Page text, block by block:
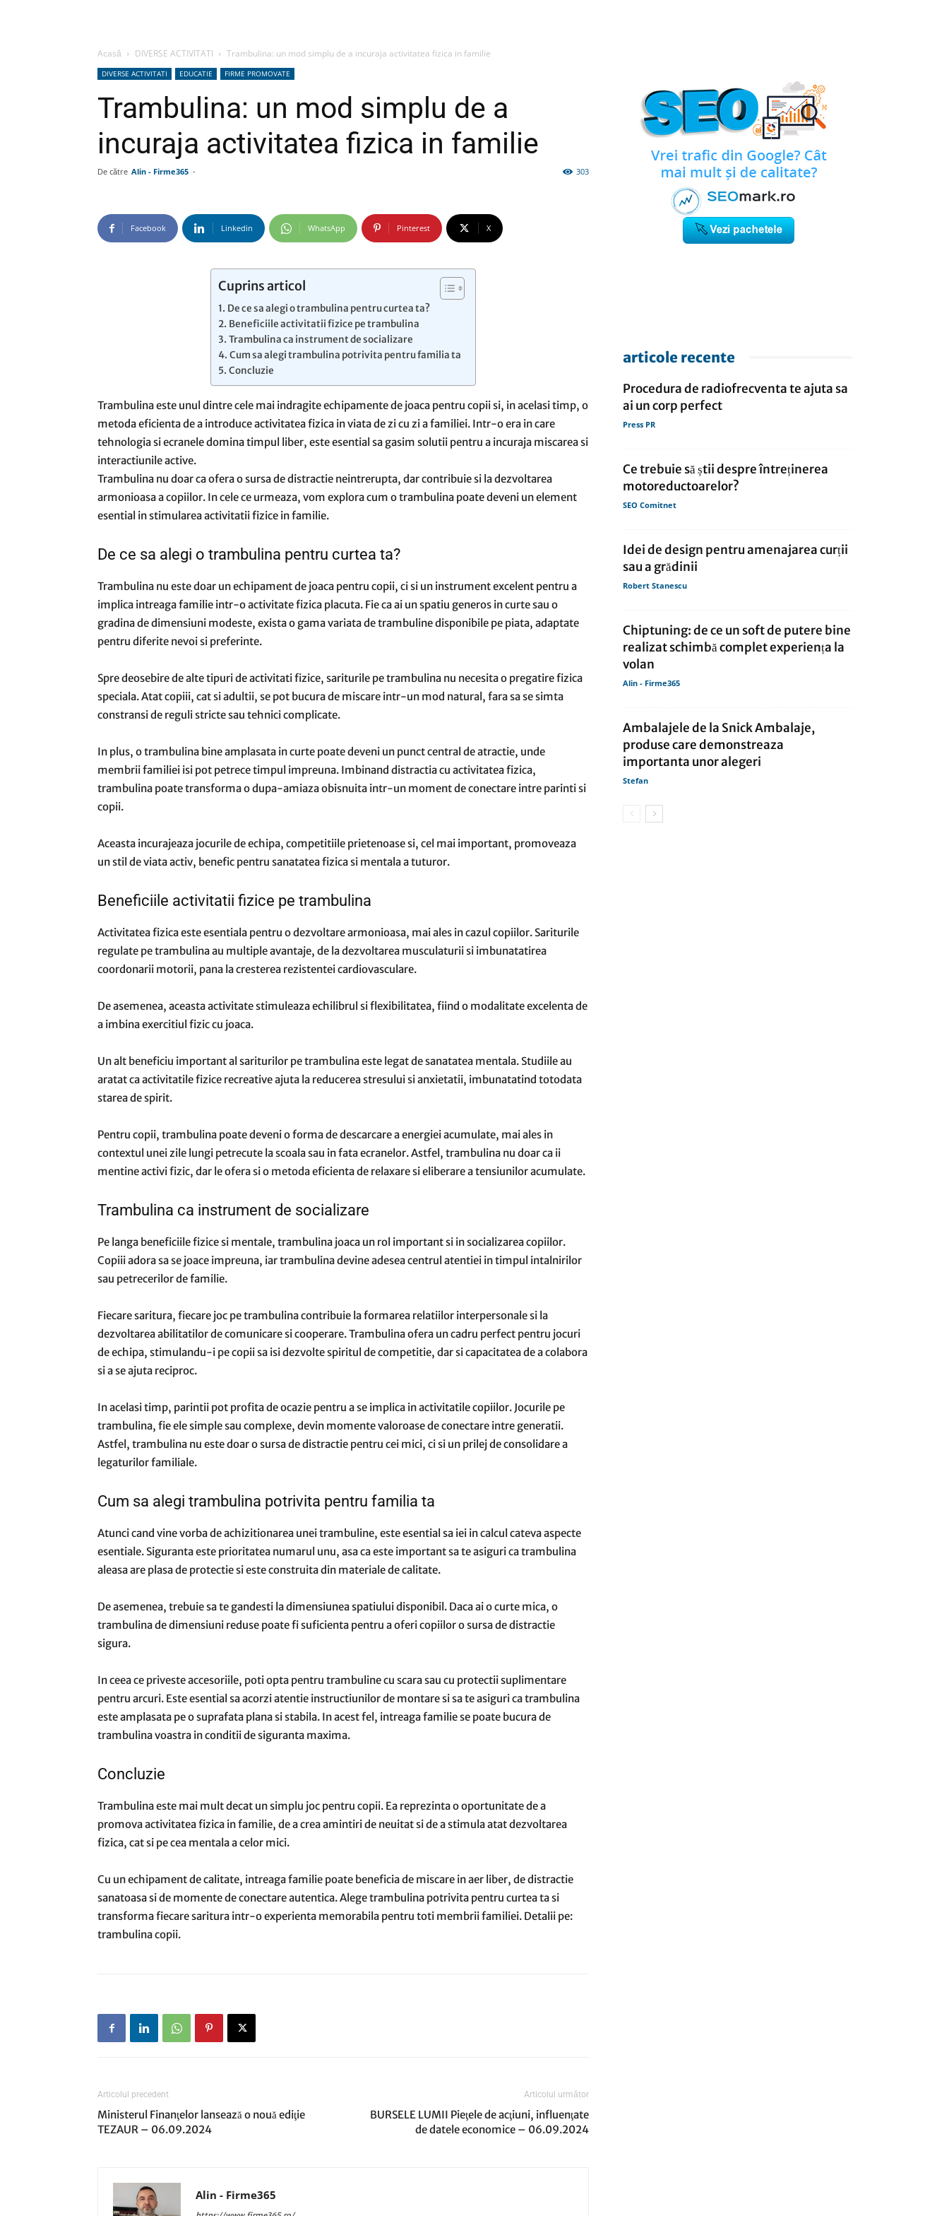
comunicate
Acasă DIVERSE ACTIVITATI Trambulina: un mod simplu de a incuraja activitatea fizica in familie
DIVERSE ACTIVITATI EDUCATIE FIRME PROMOVATE
Trambulina: un mod simplu de a
incuraja activitatea fizica in familie
De către Alin - Firme365 - 303
Facebook Linkedin WhatsApp Pinterest X
Cuprins articol
De ce sa alegi o trambulina pentru curtea ta?
Beneficiile activitatii fizice pe trambulina
Trambulina ca instrument de socializare
Cum sa alegi trambulina potrivita pentru familia ta
Concluzie
Trambulina este unul dintre cele mai indragite echipamente de joaca pentru copii si, in acelasi timp, o
metoda eficienta de a introduce activitatea fizica in viata de zi cu zi a familiei. Intr-o era in care
tehnologia si ecranele domina timpul liber, este esential sa gasim solutii pentru a incuraja miscarea si
interactiunile active.
Trambulina nu doar ca ofera o sursa de distractie neintrerupta, dar contribuie si la dezvoltarea
armonioasa a copiilor. In cele ce urmeaza, vom explora cum o trambulina poate deveni un element
esential in stimularea activitatii fizice in familie.
De ce sa alegi o trambulina pentru curtea ta?
Trambulina nu este doar un echipament de joaca pentru copii, ci si un instrument excelent pentru a
implica intreaga familie intr-o activitate fizica placuta. Fie ca ai un spatiu generos in curte sau o
gradina de dimensiuni modeste, exista o gama variata de trambuline disponibile pe piata, adaptate
pentru diferite nevoi si preferinte.
Spre deosebire de alte tipuri de activitati fizice, sariturile pe trambulina nu necesita o pregatire fizica
speciala. Atat copiii, cat si adultii, se pot bucura de miscare intr-un mod natural, fara sa se simta
constransi de reguli stricte sau tehnici complicate.
In plus, o trambulina bine amplasata in curte poate deveni un punct central de atractie, unde
membrii familiei isi pot petrece timpul impreuna. Imbinand distractia cu activitatea fizica,
trambulina poate transforma o dupa-amiaza obisnuita intr-un moment de conectare intre parinti si
copii.
Aceasta incurajeaza jocurile de echipa, competitiile prietenoase si, cel mai important, promoveaza
un stil de viata activ, benefic pentru sanatatea fizica si mentala a tuturor.
Beneficiile activitatii fizice pe trambulina
Activitatea fizica este esentiala pentru o dezvoltare armonioasa, mai ales in cazul copiilor. Sariturile
regulate pe trambulina au multiple avantaje, de la dezvoltarea musculaturii si imbunatatirea
coordonarii motorii, pana la cresterea rezistentei cardiovasculare.
De asemenea, aceasta activitate stimuleaza echilibrul si flexibilitatea, fiind o modalitate excelenta de
a imbina exercitiul fizic cu joaca.
Un alt beneficiu important al sariturilor pe trambulina este legat de sanatatea mentala. Studiile au
aratat ca activitatile fizice recreative ajuta la reducerea stresului si anxietatii, imbunatatind totodata
starea de spirit.
Pentru copii, trambulina poate deveni o forma de descarcare a energiei acumulate, mai ales in
contextul unei zile lungi petrecute la scoala sau in fata ecranelor. Astfel, trambulina nu doar ca ii
mentine activi fizic, dar le ofera si o metoda eficienta de relaxare si eliberare a tensiunilor acumulate.
Trambulina ca instrument de socializare
Pe langa beneficiile fizice si mentale, trambulina joaca un rol important si in socializarea copiilor.
Copiii adora sa se joace impreuna, iar trambulina devine adesea centrul atentiei in timpul intalnirilor
sau petrecerilor de familie.
Fiecare saritura, fiecare joc pe trambulina contribuie la formarea relatiilor interpersonale si la
dezvoltarea abilitatilor de comunicare si cooperare. Trambulina ofera un cadru perfect pentru jocuri
de echipa, stimulandu-i pe copii sa isi dezvolte spiritul de competitie, dar si capacitatea de a colabora
si a se ajuta reciproc.
In acelasi timp, parintii pot profita de ocazie pentru a se implica in activitatile copiilor. Jocurile pe
trambulina, fie ele simple sau complexe, devin momente valoroase de conectare intre generatii.
Astfel, trambulina nu este doar o sursa de distractie pentru cei mici, ci si un prilej de consolidare a
legaturilor familiale.
Cum sa alegi trambulina potrivita pentru familia ta
Atunci cand vine vorba de achizitionarea unei trambuline, este esential sa iei in calcul cateva aspecte
esentiale. Siguranta este prioritatea numarul unu, asa ca este important sa te asiguri ca trambulina
aleasa are plasa de protectie si este construita din materiale de calitate.
De asemenea, trebuie sa te gandesti la dimensiunea spatiului disponibil. Daca ai o curte mica, o
trambulina de dimensiuni reduse poate fi suficienta pentru a oferi copiilor o sursa de distractie
sigura.
In ceea ce priveste accesoriile, poti opta pentru trambuline cu scara sau cu protectii suplimentare
pentru arcuri. Este esential sa acorzi atentie instructiunilor de montare si sa te asiguri ca trambulina
este amplasata pe o suprafata plana si stabila. In acest fel, intreaga familie se poate bucura de
trambulina voastra in conditii de siguranta maxima.
Concluzie
Trambulina este mai mult decat un simplu joc pentru copii. Ea reprezinta o oportunitate de a
promova activitatea fizica in familie, de a crea amintiri de neuitat si de a stimula atat dezvoltarea
fizica, cat si pe cea mentala a celor mici.
Cu un echipament de calitate, intreaga familie poate beneficia de miscare in aer liber, de distractie
sanatoasa si de momente de conectare autentica. Alege trambulina potrivita pentru curtea ta si
transforma fiecare saritura intr-o experienta memorabila pentru toti membrii familiei. Detalii pe:
trambulina copii.
Articolul precedent
Ministerul Finanţelor lansează o nouă ediţie
TEZAUR – 06.09.2024
Articolul următor
BURSELE LUMII Pieţele de acţiuni, influenţate
de datele economice – 06.09.2024
Alin - Firme365
articole recente
Procedura de radiofrecventa te ajuta sa
ai un corp perfect
Press PR
Ce trebuie să știi despre întreținerea
motoreductoarelor?
SEO Comitnet
Idei de design pentru amenajarea curții
sau a grădinii
Robert Stanescu
Chiptuning: de ce un soft de putere bine
realizat schimbă complet experiența la
volan
Alin - Firme365
Ambalajele de la Snick Ambalaje,
produse care demonstreaza
importanta unor alegeri
Stefan